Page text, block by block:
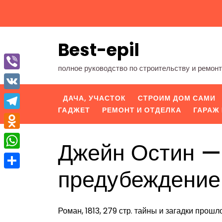
содержимому
Best-epil
полное руководство по строительству и
ДАЧА, УЧАСТОК СТРОИМ ДОМ САМИ
ГАДЖЕТ
РЕМОНТ И ОТДЕЛКА ГАРАЖ
Джейн Остин —
предубеждение
Роман, 1813, 279 стр. тайны и загадки
Viber
VK
Telegram
Odnoklassniki
WhatsApp